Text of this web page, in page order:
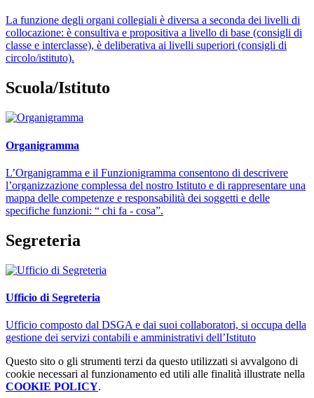
La funzione degli organi collegiali è diversa a seconda dei livelli di
collocazione: è consultiva e propositiva a livello di base (consigli di
classe e interclasse), è deliberativa ai livelli superiori (consigli di
circolo/istituto).
Scuola/Istituto
Organigramma
L’Organigramma e il Funzionigramma consentono di descrivere
l’organizzazione complessa del nostro Istituto e di rappresentare una
mappa delle competenze e responsabilità dei soggetti e delle
specifiche funzioni: “ chi fa - cosa”.
Segreteria
Ufficio di Segreteria
Ufficio composto dal DSGA e dai suoi collaboratori, si occupa della
gestione dei servizi contabili e amministrativi dell’Istituto
Questo sito o gli strumenti terzi da questo utilizzati si avvalgono di
cookie necessari al funzionamento ed utili alle finalità illustrate nella
COOKIE POLICY.